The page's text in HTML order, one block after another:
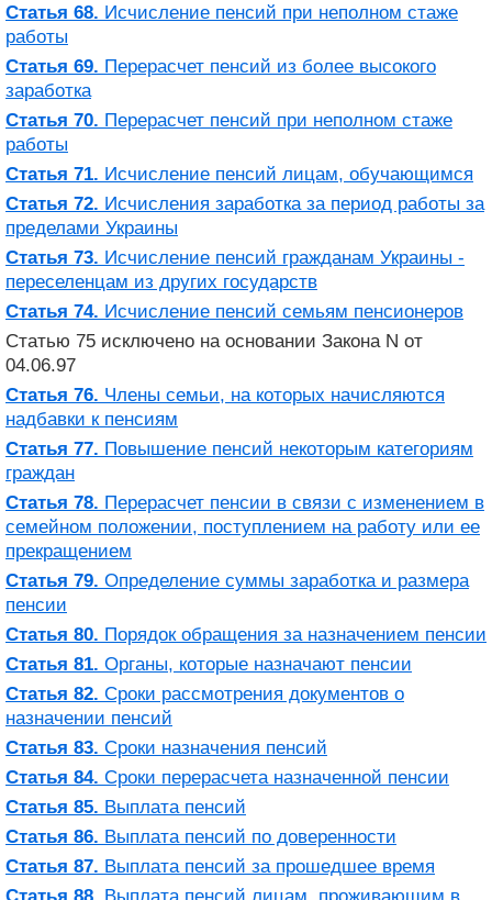
Статья 68. Исчисление пенсий при неполном стаже
работы
Статья 69. Перерасчет пенсий из более высокого
заработка
Статья 70. Перерасчет пенсий при неполном стаже
работы
Статья 71. Исчисление пенсий лицам, обучающимся
Статья 72. Исчисления заработка за период работы за
пределами Украины
Статья 73. Исчисление пенсий гражданам Украины -
переселенцам из других государств
Статья 74. Исчисление пенсий семьям пенсионеров
Статью 75 исключено на основании Закона N от
04.06.97
Статья 76. Члены семьи, на которых начисляются
надбавки к пенсиям
Статья 77. Повышение пенсий некоторым категориям
граждан
Статья 78. Перерасчет пенсии в связи с изменением в
семейном положении, поступлением на работу или ее
прекращением
Статья 79. Определение суммы заработка и размера
пенсии
Статья 80. Порядок обращения за назначением пенсии
Статья 81. Органы, которые назначают пенсии
Статья 82. Сроки рассмотрения документов о
назначении пенсий
Статья 83. Сроки назначения пенсий
Статья 84. Сроки перерасчета назначенной пенсии
Статья 85. Выплата пенсий
Статья 86. Выплата пенсий по доверенности
Статья 87. Выплата пенсий за прошедшее время
Статья 88. Выплата пенсий лицам, проживающим в